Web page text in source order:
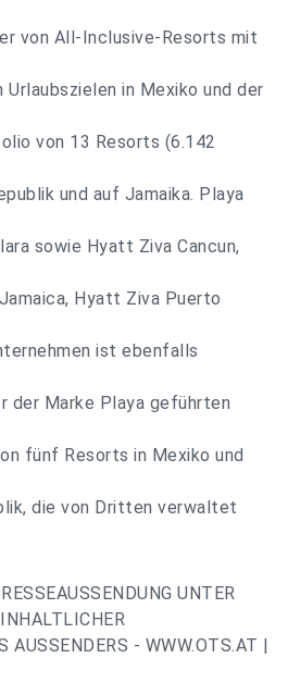
von All-Inclusive-Resorts mit
in Mexiko und der
von 13 Resorts (6.142
und auf Jamaika. Playa
sowie Hyatt Ziva Cancun,
Hyatt Ziva Puerto
ist ebenfalls
der Marke Playa geführten
fünf Resorts in Mexiko und
die von Dritten verwaltet
UNTER
AUSSENDERS - WWW.OTS.AT |